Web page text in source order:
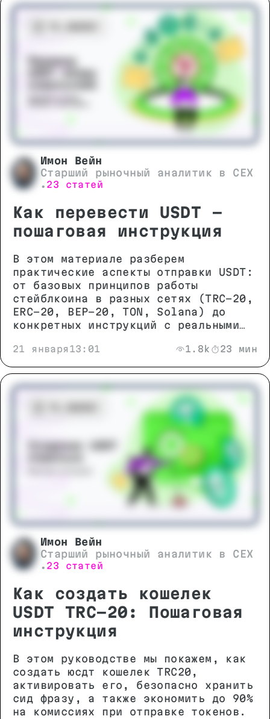
цифровых активов.
Имон Вейн
Старший рыночный аналитик в CEX
• 23 статей
Как перевести USDT -
пошаговая инструкция
В этом материале разберем
практические аспекты отправки USDT:
от базовых принципов работы
стейблкоина в разных сетях (TRC-20,
ERC-20, BEP-20, TON, Solana) до
конкретных инструкций с реальными
типичных ошибок, выбрать
оптимальную сеть для перевода и
сэкономить на комиссиях без риска
для безопасности средств.
21 января 13:01 1.8k 23 мин
Имон Вейн
Старший рыночный аналитик в CEX
• 23 статей
Как создать кошелек
USDT TRC-20: Пошаговая
инструкция
В этом руководстве мы покажем, как
создать юсдт кошелек TRC20,
активировать его, безопасно хранить
сид фразу, а также экономить до 90%
на комиссиях при отправке токенов.